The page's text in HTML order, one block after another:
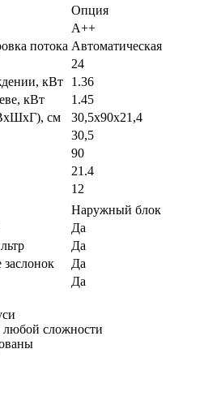
Опция
A++
потока Автоматическая
24
кВт
1.36
кВт
1.45
см
30,5х90х21,4
30,5
90
21.4
12
Наружный блок
Да
Да
Да
Да
сложности